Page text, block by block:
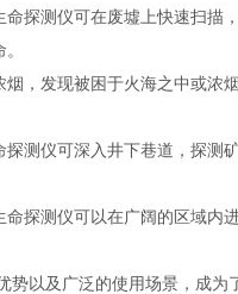
测仪可在废墟上快速扫描
发现被困于火海之中或浓
仪可深入井下巷道，探测
测仪可以在广阔的区域内
及广泛的使用场景，成为